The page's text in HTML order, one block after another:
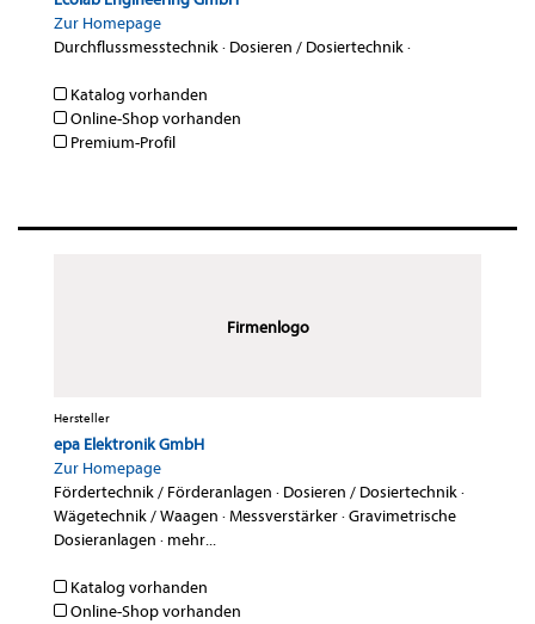
Zur Homepage
Durchflussmesstechnik· Dosieren / Dosiertechnik·
Katalog vorhanden
Online-Shop vorhanden
Premium-Profil
Firmenlogo
Hersteller
epa Elektronik GmbH
Zur Homepage
Fördertechnik / Förderanlagen · Dosieren / Dosiertechnik·
Wägetechnik / Waagen ·Messverstärker·Gravimetrische
Dosieranlagen · mehr...
Katalog vorhanden
Online-Shop vorhanden